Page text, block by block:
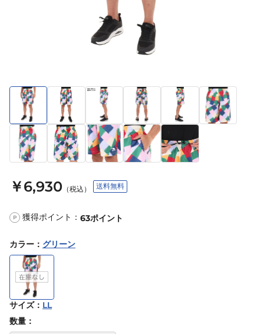
￥6,930 （税込） 送料無料
P 獲得ポイント： 63ポイント
カラー ： グリーン
サイズ： LL
数量：